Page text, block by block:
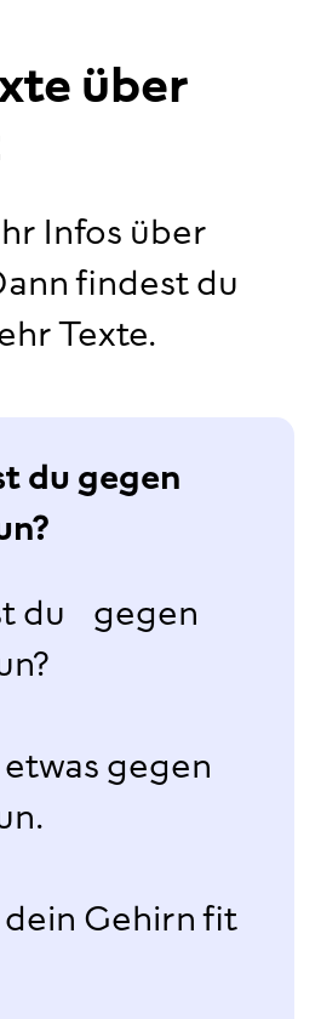
über
Infos über
findest du
Texte.
du gegen
du gegen
gegen
dein Gehirn fit